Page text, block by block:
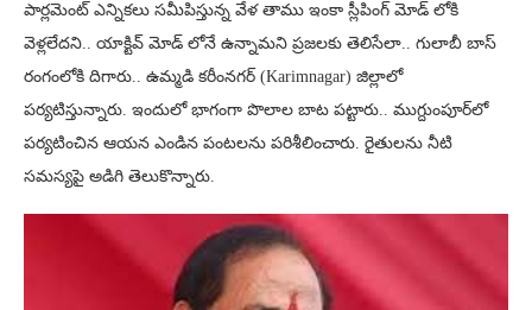
పార్లమెంట్ ఎన్నికలు సమీపిస్తున్న వేళ తాము ఇంకా స్లీపింగ్ మోడ్ లోకి
వెళ్లలేదని.. యాక్టివ్ మోడ్ లోనే ఉన్నామని ప్రజలకు తెలిసేలా.. గులాబీ బాస్
రంగంలోకి దిగారు.. ఉమ్మడి కరీంనగర్ (Karimnagar) జిల్లాలో
పర్యటిస్తున్నారు. ఇందులో భాగంగా పొలాల బాట పట్టారు.. ముగ్దుంపూర్‌లో
పర్యటించిన ఆయన ఎండిన పంటలను పరిశీలించారు. రైతులను నీటి
సమస్యపై అడిగి తెలుకొన్నారు.